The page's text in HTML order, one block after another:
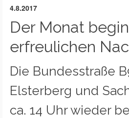
4.8.2017
Der Monat
erfreulichen
Die Bundesstraße
Elsterberg und
ca. 14 Uhr wieder